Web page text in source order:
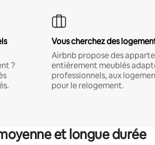
?
Vous cherchez des
Airbnb propose des
entièrement meublés
professionnels, aux
pour le relogement.
et longue durée